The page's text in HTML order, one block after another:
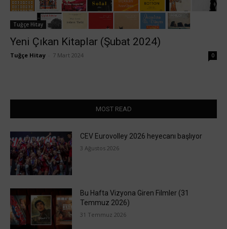
Tuğçe Hitay
Yeni Çıkan Kitaplar (Şubat 2024)
Tuğçe Hitay 7 Mart 2024 0
MOST READ
CEV Eurovolley 2026 heyecanı başlıyor
3 Ağustos 2026
Bu Hafta Vizyona Giren Filmler (31
Temmuz 2026)
31 Temmuz 2026